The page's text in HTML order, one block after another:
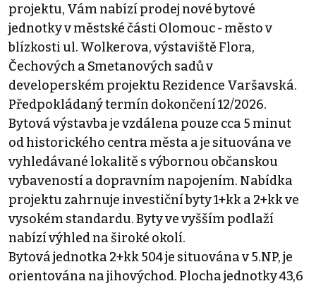
projektu, Vám nabízí prodej nové bytové
jednotky v městské části Olomouc - město v
blízkosti ul. Wolkerova, výstaviště Flora,
Čechových a Smetanových sadů v
developerském projektu Rezidence Varšavská.
Předpokládaný termín dokončení 12/2026.
Bytová výstavba je vzdálena pouze cca 5 minut
od historického centra města a je situována ve
vyhledávané lokalitě s výbornou občanskou
vybaveností a dopravním napojením. Nabídka
projektu zahrnuje investiční byty 1+kk a 2+kk ve
vysokém standardu. Byty ve vyšším podlaží
nabízí výhled na široké okolí.
Bytová jednotka 2+kk 504 je situována v 5.NP, je
orientována na jihovýchod. Plocha jednotky 43,6